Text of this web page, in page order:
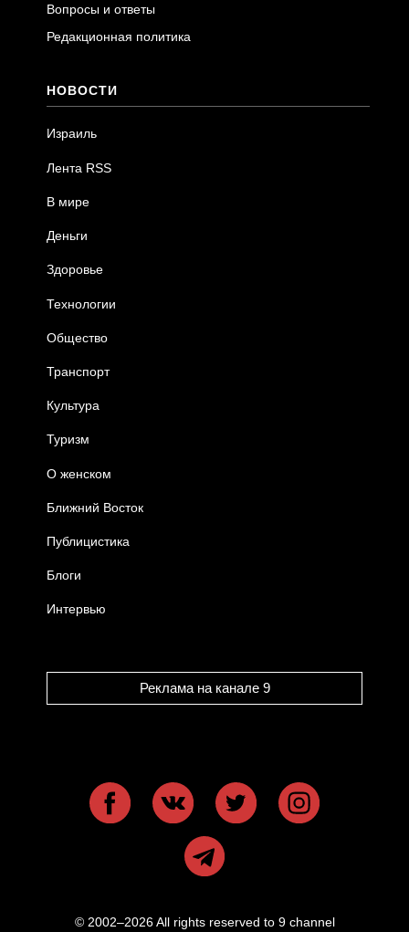
Вопросы и ответы
Редакционная политика
НОВОСТИ
Израиль
Лента RSS
В мире
Деньги
Здоровье
Технологии
Общество
Транспорт
Культура
Туризм
О женском
Ближний Восток
Публицистика
Блоги
Интервью
Реклама на канале 9
© 2002–2026 All rights reserved to 9 channel